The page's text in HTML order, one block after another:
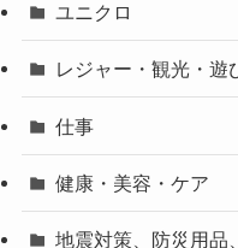
ユニクロ
レジャー・観光・遊
仕事
健康・美容・ケア
地震対策、防災用品